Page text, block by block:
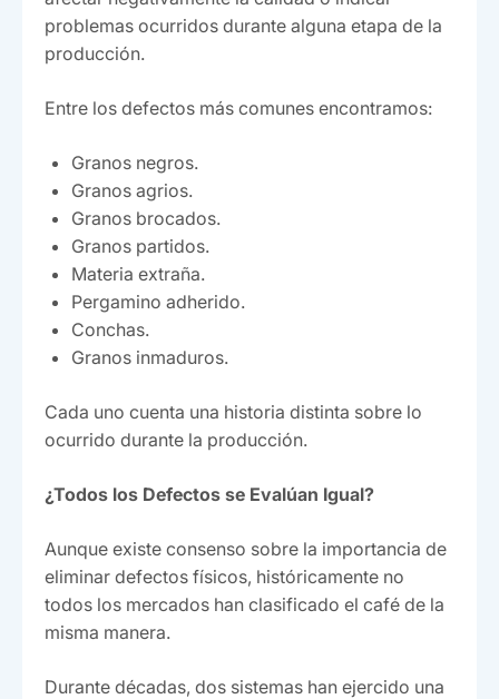
problemas ocurridos durante alguna etapa de la
producción.
Entre los defectos más comunes encontramos:
Granos negros.
Granos agrios.
Granos brocados.
Granos partidos.
Materia extraña.
Pergamino adherido.
Conchas.
Granos inmaduros.
Cada uno cuenta una historia distinta sobre lo
ocurrido durante la producción.
¿Todos los Defectos se Evalúan Igual?
Aunque existe consenso sobre la importancia de
eliminar defectos físicos, históricamente no
todos los mercados han clasificado el café de la
misma manera.
Durante décadas, dos sistemas han ejercido una